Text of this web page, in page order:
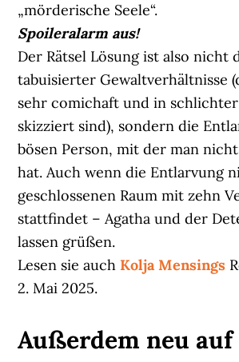
„mörderische Seele“.
Spoileralarm aus!
Der Rätsel Lösung ist also nicht
tabuisierter Gewaltverhältnisse
sehr comichaft und in
skizziert sind), sondern die
bösen Person, mit der man
hat. Auch wenn die Entlarvung
geschlossenen Raum mit zehn
stattfindet – Agatha und der
lassen grüßen.
Lesen sie auch Kolja Mensings
2. Mai 2025.
Außerdem neu